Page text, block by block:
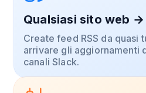
Qualsiasi sito web →
Create feed RSS da quasi
arrivare gli aggiornamenti
canali Slack.